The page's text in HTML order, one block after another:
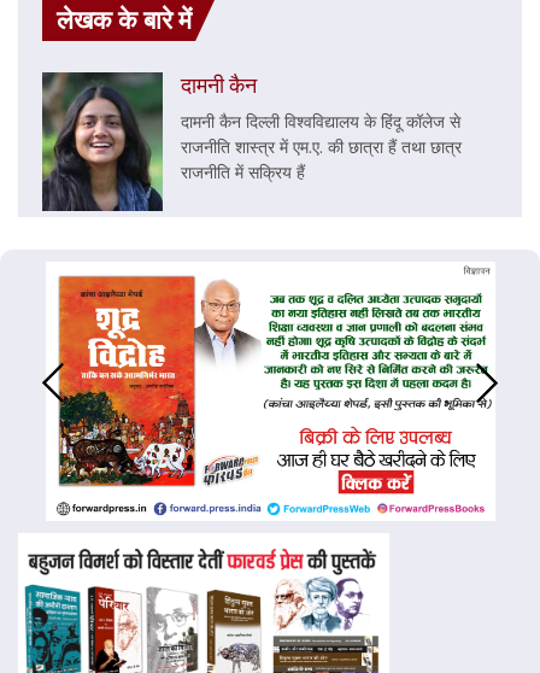
लेखक के बारे में
दामनी कैन
दामनी कैन दिल्ली विश्वविद्यालय के हिंदू कॉलेज से
राजनीति शास्त्र में एम.ए. की छात्रा हैं तथा छात्र
राजनीति में सक्रिय हैं